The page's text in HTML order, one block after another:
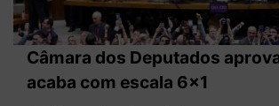
Câmara dos Deputados
acaba com escala 6x1